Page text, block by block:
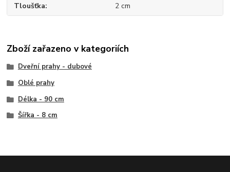
Tloušťka 2 cm
Zboží zařazeno v kategoriích
Dveřní prahy - dubové
Oblé prahy
Délka - 90 cm
Šířka - 8 cm